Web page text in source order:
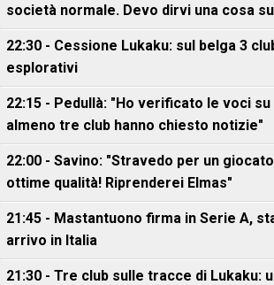
società normale. Devo dirvi una cosa
22:30 - Cessione Lukaku: sul belga 3
esplorativi
22:15 - Pedullà: "Ho verificato le voci
almeno tre club hanno chiesto notizie"
22:00 - Savino: "Stravedo per un
ottime qualità! Riprenderei Elmas"
21:45 - Mastantuono firma in Serie A,
arrivo in Italia
21:30 - Tre club sulle tracce di Lukaku: